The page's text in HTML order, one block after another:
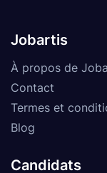
Jobartis
À propos de
Contact
Termes et
Blog
Candidats